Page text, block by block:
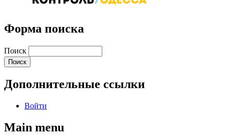
Форма поиска
Поиск
Дополнительные ссылки
Войти
Main menu